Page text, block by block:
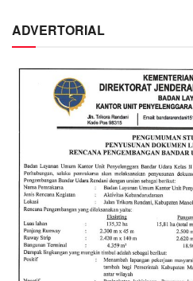
ADVERTORIAL